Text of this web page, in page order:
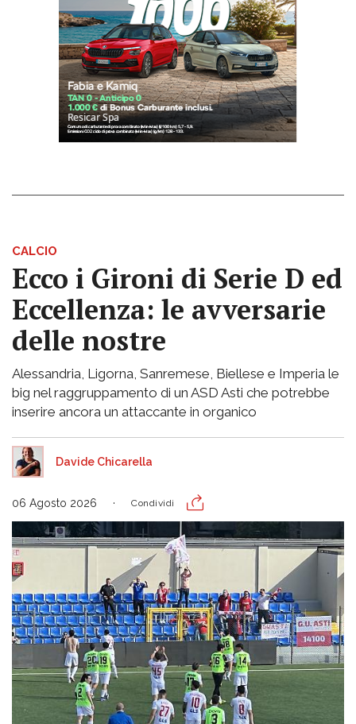
CALCIO
Ecco i Gironi di Serie D ed
Eccellenza: le avversarie
delle nostre
Alessandria, Ligorna, Sanremese, Biellese e Imperia le
big nel raggruppamento di un ASD Asti che potrebbe
inserire ancora un attaccante in organico
Davide Chicarella
06 Agosto 2026 Condividi